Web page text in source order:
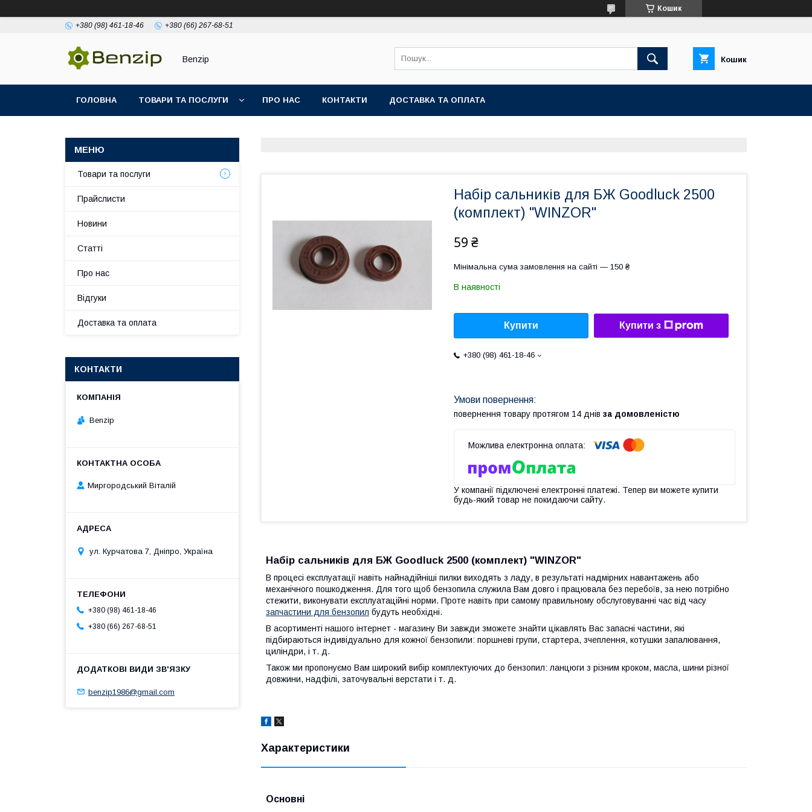
Кошик
+380 (98) 461-18-46 +380 (66) 267-68-51
Benzip Кошик
ГОЛОВНА ТОВАРИ ТА ПОСЛУГИ ПРО НАС КОНТАКТИ ДОСТАВКА ТА ОПЛАТА
Набір сальників для БЖ Goodluck 2500
(комплект) "WINZOR"
59 ₴
Мінімальна сума замовлення на сайті — 150 ₴
В наявності
Купити Купити з
+380 (98) 461-18-46
повернення товару протягом 14 днів за домовленістю
У компанії підключені електронні платежі. Тепер ви можете купити
будь-який товар не покидаючи сайту.
Набір сальників для БЖ Goodluck 2500 (комплект) "WINZOR"
В процесі експлуатації навіть найнадійніші пилки виходять з ладу, в результаті надмірних навантажень або
механічного пошкодження. Для того щоб бензопила служила Вам довго і працювала без перебоїв, за нею потрібно
стежити, виконувати експлуатаційні норми. Проте навіть при самому правильному обслуговуванні час від часу
запчастини для бензопил будуть необхідні.
В асортименті нашого інтернет - магазину Ви завжди зможете знайти цікавлять Вас запасні частини, які
підбираються індивідуально для кожної бензопили: поршневі групи, стартера, зчеплення, котушки запалювання,
циліндри, і т. д.
Також ми пропонуємо Вам широкий вибір комплектуючих до бензопил: ланцюги з різним кроком, масла, шини різної
довжини, надфілі, заточувальні верстати і т. д.
Характеристики
Основні
Товари та послуги
Прайслисти
Новини
Статті
Про нас
Відгуки
Доставка та оплата
КОНТАКТИ
Benzip
Миргородський Віталій
ул. Курчатова 7, Дніпро, Україна
+380 (98) 461-18-46
+380 (66) 267-68-51
benzip1986@gmail.com